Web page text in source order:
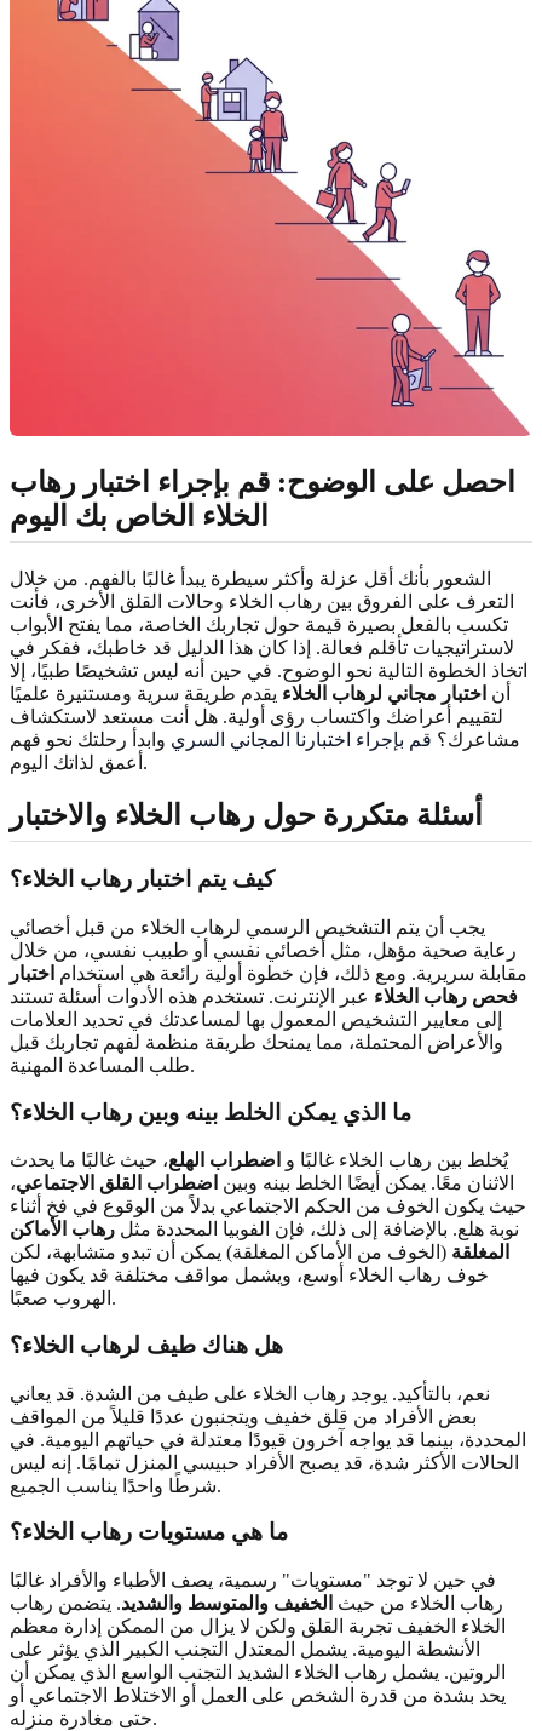
احصل على الوضوح: قم بإجراء اختبار رهاب
الخلاء الخاص بك اليوم
الشعور بأنك أقل عزلة وأكثر سيطرة يبدأ غالبًا بالفهم. من خلال
التعرف على الفروق بين رهاب الخلاء وحالات القلق الأخرى، فأنت
تكسب بالفعل بصيرة قيمة حول تجاربك الخاصة، مما يفتح الأبواب
لاستراتيجيات تأقلم فعالة. إذا كان هذا الدليل قد خاطبك، ففكر في
اتخاذ الخطوة التالية نحو الوضوح. في حين أنه ليس تشخيصًا طبيًا، إلا
أن اختبار مجاني لرهاب الخلاء يقدم طريقة سرية ومستنيرة علميًا
لتقييم أعراضك واكتساب رؤى أولية. هل أنت مستعد لاستكشاف
مشاعرك؟ قم بإجراء اختبارنا المجاني السري وابدأ رحلتك نحو فهم
أعمق لذاتك اليوم.
أسئلة متكررة حول رهاب الخلاء والاختبار
كيف يتم اختبار رهاب الخلاء؟
يجب أن يتم التشخيص الرسمي لرهاب الخلاء من قبل أخصائي
رعاية صحية مؤهل، مثل أخصائي نفسي أو طبيب نفسي، من خلال
مقابلة سريرية. ومع ذلك، فإن خطوة أولية رائعة هي استخدام اختبار
فحص رهاب الخلاء عبر الإنترنت. تستخدم هذه الأدوات أسئلة تستند
إلى معايير التشخيص المعمول بها لمساعدتك في تحديد العلامات
والأعراض المحتملة، مما يمنحك طريقة منظمة لفهم تجاربك قبل
طلب المساعدة المهنية.
ما الذي يمكن الخلط بينه وبين رهاب الخلاء؟
يُخلط بين رهاب الخلاء غالبًا و اضطراب الهلع، حيث غالبًا ما يحدث
الاثنان معًا. يمكن أيضًا الخلط بينه وبين اضطراب القلق الاجتماعي،
حيث يكون الخوف من الحكم الاجتماعي بدلاً من الوقوع في فخ أثناء
نوبة هلع. بالإضافة إلى ذلك، فإن الفوبيا المحددة مثل رهاب الأماكن
المغلقة (الخوف من الأماكن المغلقة) يمكن أن تبدو متشابهة، لكن
خوف رهاب الخلاء أوسع، ويشمل مواقف مختلفة قد يكون فيها
الهروب صعبًا.
هل هناك طيف لرهاب الخلاء؟
نعم، بالتأكيد. يوجد رهاب الخلاء على طيف من الشدة. قد يعاني
بعض الأفراد من قلق خفيف ويتجنبون عددًا قليلاً من المواقف
المحددة، بينما قد يواجه آخرون قيودًا معتدلة في حياتهم اليومية. في
الحالات الأكثر شدة، قد يصبح الأفراد حبيسي المنزل تمامًا. إنه ليس
شرطًا واحدًا يناسب الجميع.
ما هي مستويات رهاب الخلاء؟
في حين لا توجد "مستويات" رسمية، يصف الأطباء والأفراد غالبًا
رهاب الخلاء من حيث الخفيف والمتوسط والشديد. يتضمن رهاب
الخلاء الخفيف تجربة القلق ولكن لا يزال من الممكن إدارة معظم
الأنشطة اليومية. يشمل المعتدل التجنب الكبير الذي يؤثر على
الروتين. يشمل رهاب الخلاء الشديد التجنب الواسع الذي يمكن أن
يحد بشدة من قدرة الشخص على العمل أو الاختلاط الاجتماعي أو
حتى مغادرة منزله.